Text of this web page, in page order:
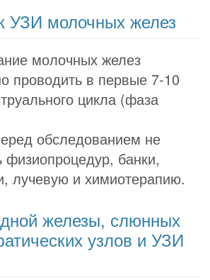
УЗИ молочных желез
молочных желез
проводить в первые 7-10
цикла (фаза
обследованием не
физиопроцедур, банки,
лучевую и химиотерапию.
железы, слюнных
узлов и УЗИ